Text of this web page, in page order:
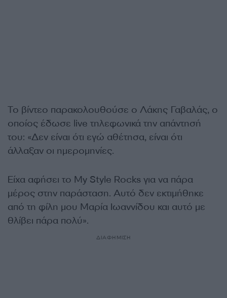
Το βίντεο παρακολουθούσε ο Λάκης Γαβαλάς, ο
οποίος έδωσε live τηλεφωνικά την απάντησή
του: «Δεν είναι ότι εγώ αθέτησα, είναι ότι
άλλαξαν οι ημερομηνίες.
Είχα αφήσει το My Style Rocks για να πάρα
μέρος στην παράσταση. Αυτό δεν εκτιμήθηκε
από τη φίλη μου Μαρία Ιωαννίδου και αυτό με
θλίβει πάρα πολύ».
ΔΙΑΦΗΜΙΣΗ